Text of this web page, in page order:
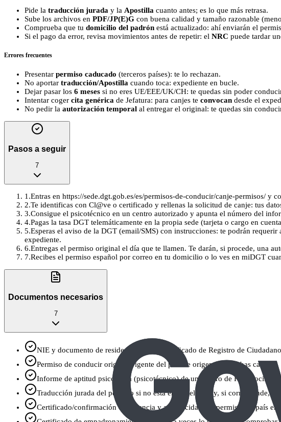
Pide la traducción jurada y la Apostilla cuanto antes; es lo que más retrasa.
Sube los archivos en PDF/JP(E)G con buena calidad y tamaño razonable
Comprueba que tu domicilio del padrón está actualizado: ahí enviarán el
Si el pago da error, revisa movimientos antes de repetir: el NRC puede tardar
Errores frecuentes
Presentar permiso caducado (terceros países): te lo rechazan.
No aportar traducción/Apostilla cuando toca: expediente en bucle.
Dejar pasar los 6 meses si no eres UE/EEE/UK/CH: te quedas sin poder
Intentar coger cita genérica de Jefatura: para canjes te convocan desde el
No pedir la autorización temporal al entregar el original: te quedas sin
Pasos a seguir
7
1 .Entras en https://sede.dgt.gob.es/es/permisos-de-conducir/canje-permisos/ y
2.Te identificas con Cl@ve o certificado y rellenas la solicitud de canje: tus
3.Consigue el psicotécnico en un centro autorizado y apunta el número del
4.Pagas la tasa DGT telemáticamente en la propia sede (tarjeta o cargo en
5.Esperas el aviso de la DGT (email/SMS) con instrucciones: te podrán
expediente.
6.Entregas el permiso original el día que te llamen. Te darán, si procede, una
7.Recibes el permiso español por correo en tu domicilio o lo ves en miDGT
Documentos necesarios
7
NIE y documento de residencia: TIE o Certificado de Registro de
Permiso de conducir original vigente del país de origen (por ambas caras).
Informe de aptitud psicofísica (psicotécnico) de un Centro de
Traducción jurada del permiso si no está en castellano (y, si corresponde,
Certificado/confirmación de vigencia y autenticidad del permiso del país